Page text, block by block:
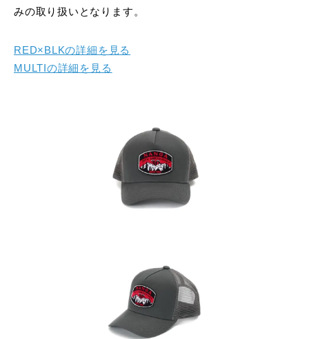
みの取り扱いとなります。
RED×BLKの詳細を見る
MULTIの詳細を見る